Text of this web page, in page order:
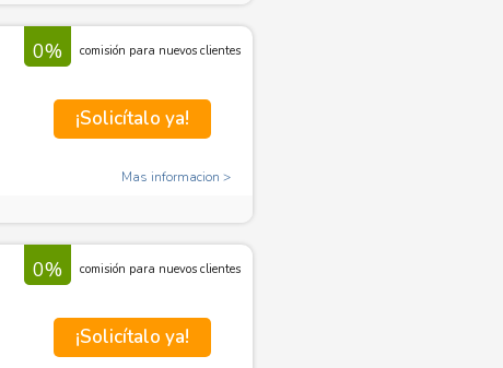
0% comisión para nuevos clientes
¡Solicítalo ya!
Mas informacion
0% comisión para nuevos clientes
¡Solicítalo ya!